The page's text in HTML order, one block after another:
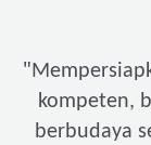
"
kompeten,
berbudaya